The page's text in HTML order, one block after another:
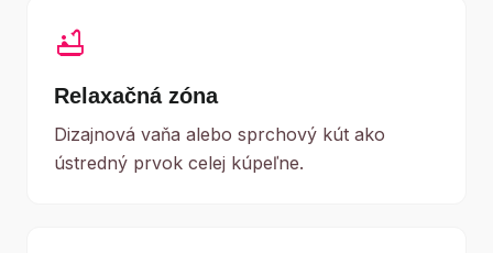
bathtub
Relaxačná zóna
Dizajnová vaňa alebo sprchový kút ako
ústredný prvok celej kúpeľne.